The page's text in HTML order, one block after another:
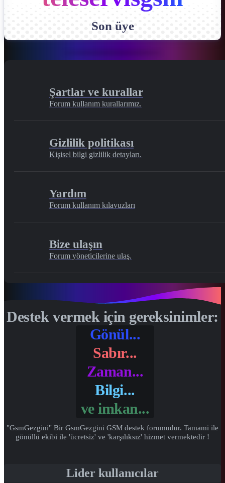
Son üye
Şartlar ve kurallar
Forum kullanım kurallarımız.
Gizlilik politikası
Kişisel bilgi gizlilik detayları.
Yardım
Forum kullanım kılavuzları
Bize ulaşın
Forum yöneticilerine ulaş.
Destek vermek için gereksinimler:
Gönül...
Sabır...
Zaman...
Bilgi...
veimkan...
"GsmGezgini" Bir GsmGezgini GSM destek forumudur. Tamami ile
gönüllü ekibi ile 'ücretsiz' ve 'karşılıksız' hizmet vermektedir !
Lider kullanıcılar